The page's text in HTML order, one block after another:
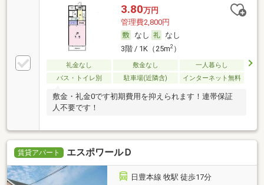
3.80万円
管理費2,800円
なし
なし
3階 / 1K（25m2）
礼金なし 敷金なし
一人暮らし
バス・トイレ別
駐車場(近隣含) インターネット無料
敷金・礼金0です初期費用を抑えられます！連帯保証
人不要です！
賃貸アパート エスポワールＤ
日豊本線 牧駅 徒歩17分